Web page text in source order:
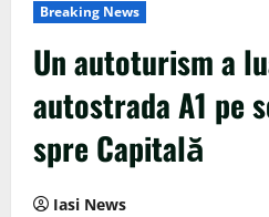
Breaking News
Un autoturism a
autostrada A1 pe
spre Capitală
Iasi News